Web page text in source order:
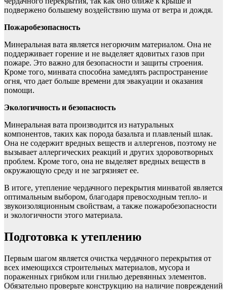
подвержено большему воздействию шума от ветра и дождя.
Пожаробезопасность
Минеральная вата является негорючим материалом. Она не
поддерживает горение и не выделяет ядовитых газов при
пожаре. Это важно для безопасности и защиты строения.
Кроме того, минвата способна замедлять распространение
огня, что дает больше времени для эвакуации и оказания
помощи.
Экологичность и безопасность
Минеральная вата производится из натуральных
компонентов, таких как порода базальта и плавленый шлак.
Она не содержит вредных веществ и аллергенов, поэтому не
вызывает аллергических реакций и других здоровотворных
проблем. Кроме того, она не выделяет вредных веществ в
окружающую среду и не загрязняет ее.
В итоге, утепление чердачного перекрытия минватой является
оптимальным выбором, благодаря превосходным тепло- и
звукоизоляционным свойствам, а также пожаробезопасности
и экологичности этого материала.
Подготовка к утеплению
Первым шагом является очистка чердачного перекрытия от
всех имеющихся строительных материалов, мусора и
пораженных грибком или гнилью деревянных элементов.
Обязательно проверьте конструкцию на наличие повреждений